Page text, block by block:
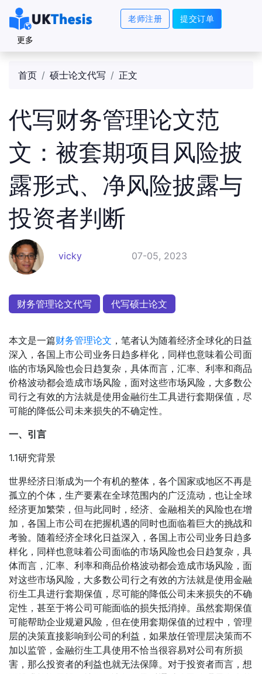
老师注册 提交订单
更多
首页 硕士论文代写 正文
代写财务管理论文范
文：被套期项目风险披
露形式、净风险披露与
投资者判断
vicky 07-05, 2023
财务管理论文代写 代写硕士论文
本文是一篇财务管理论文 ，笔者认为随着经济全球化的日益
深入，各国上市公司业务日趋多样化，同样也意味着公司面
临的市场风险也会日趋复杂，具体而言，汇率、利率和商品
价格波动都会造成市场风险，面对这些市场风险，大多数公
司行之有效的方法就是使用金融衍生工具进行套期保值，尽
可能的降低公司未来损失的不确定性。
一、引言
1.1研究背景
世界经济日渐成为一个有机的整体，各个国家或地区不再是
孤立的个体，生产要素在全球范围内的广泛流动，也让全球
经济更加繁荣，但与此同时，经济、金融相关的风险也在增
加，各国上市公司在把握机遇的同时也面临着巨大的挑战和
考验。随着经济全球化日益深入，各国上市公司业务日趋多
样化，同样也意味着公司面临的市场风险也会日趋复杂，具
体而言，汇率、利率和商品价格波动都会造成市场风险，面
对这些市场风险，大多数公司行之有效的方法就是使用金融
衍生工具进行套期保值，尽可能的降低公司未来损失的不确
定性，甚至于将公司可能面临的损失抵消掉。虽然套期保值
可能帮助企业规避风险，但在使用套期保值的过程中，管理
层的决策直接影响到公司的利益，如果放任管理层决策而不
加以监管，金融衍生工具使用不恰当很容易对公司有所损
害，那么投资者的利益也就无法保障。对于投资者而言，想